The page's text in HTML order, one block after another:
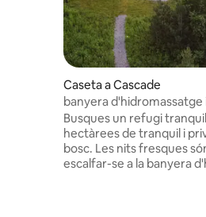
Caseta a Cascade
banyera d'hidromassatge
5 hectàrees privades
Busques un refugi
hectàrees de tranquil i
bosc. Les nits fresques
escalfar-se a la banyera